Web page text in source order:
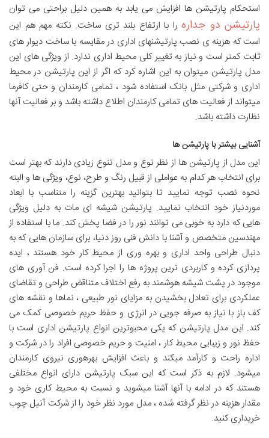
استحکام پارتیشن ها افزایش می یابد به همین دلیل براحتی می توان
پارتیشن دو جداره را با ارتفاع بلند تری ساخت. نکته مهم هم این
است که هزینه ی نصب پارتیشنهای اداری در مقایسه با ساخت دیوار های
ثابت کمتر است و نیاز به تغییر کلی محیط اداری ندارد. از ویژگی های این
مدل پارتیشن میتوان به این اشاره کرد که اگر از این پارتیشن در محیط
اداری و شرکتی مثل بانک استفاده شود ، تمامی کارمندان و حتی کافرما
میتواند از فعالیت های تمامی کارمندان اطلاع داشته باشد و بر فعالیت آنها
نظارت داشته باشد.
آشنایی بیشتر با پارتیشن ها
این مدل از پارتیشن ها از نظر نوع و مدل تنوع زیادی دارند که بهتر است
برای انتخاب هر کدام به عواملی از قبیل رنگ و طرح، نوع، ویژگی ها و البته
نحوه نصب توجه نمایید تا بتوانید بهترین گزینه را متناسب با ابعاد
موردنیاز خود انتخاب نمایید. پارتیشن شیشه ای مات به دلیل ویژگی
هایی که دارد به خوبی می توانند نور را در فضا پخش کند. ما با استفاده از
مهندسین متخصص و آشنا با دانش فنی روز دنیا، برای سازمان هایی که به
دنبال طراحی واحد اداری و بهره وری از محیط کار خود هستند ، ایده
پردازی کرده و کاربردی ترین پروژه ها را اجرا کرده است. فن آوری های
موجود در پشت شیشه هوشمند به رفع اختلاف متناقض طراحی و تقاضای
عملکردی برای تعادل بخشیدن به مزایای نور طبیعی ، نماها و نقشه های
کف باز با نیاز به صرفه جویی در انرژی و حفظ حریم خصوصی کمک می
کند. این مدل پارتیشن که یکی محبوترین انواع پارتیشن اداری است با
حفظ نور و زیبایی محیط کار ، امنیت و حریم خصوصی افراد را در شرکت و
اداره راحت و کارآمد میکند و باعث افزایش بهرهوری نیروی کارمندان
میشود. لازم به ذکر است که این سبک پارتیشن دارای انواع مختلفی
هستند که در ادامه با آنها آشنا میشوید و نسبت به محیط کاری خود و
مقدار هزینه در نظر گرفته شده ، مدل مورد نظر خود را از شرکت آنیل چوب
خریداری کنید.